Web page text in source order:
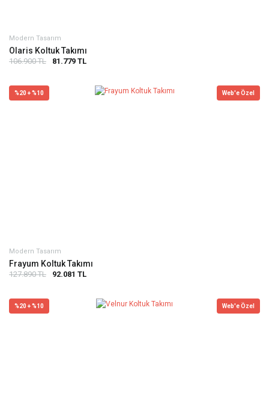
Modern Tasarım
Olaris Koltuk Takımı
106.900 TL 81.779 TL
%20 + %10 Web'e Özel
Modern Tasarım
Frayum Koltuk Takımı
127.890 TL 92.081 TL
%20 + %10 Web'e Özel